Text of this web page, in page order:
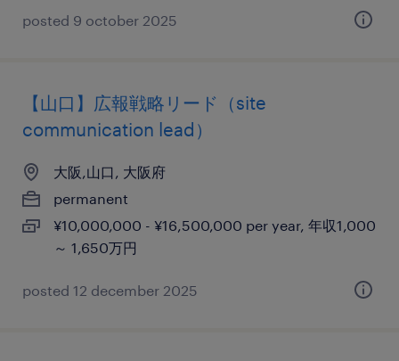
posted 9 october 2025
【山口】広報戦略リード（site
communication lead）
大阪,山口, 大阪府
permanent
¥10,000,000 - ¥16,500,000 per year, 年収1,000
～ 1,650万円
posted 12 december 2025